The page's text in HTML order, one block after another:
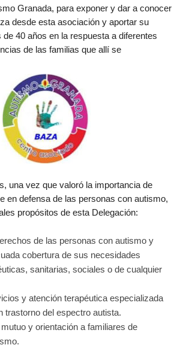
Granada, para exponer y dar a conocer
desde esta asociación y aportar su
40 años en la respuesta a diferentes
de las familias que allí se
una vez que valoró la importancia de
en defensa de las personas con autismo,
propósitos de esta Delegación:
de las personas con autismo y
cobertura de sus necesidades
sanitarias, sociales o de cualquier
y atención terapéutica especializada
trastorno del espectro autista.
y orientación a familiares de